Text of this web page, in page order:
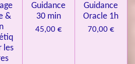
&
les
Guidance
30 min
45,00 €
Guidance
Oracle 1h
70,00 €